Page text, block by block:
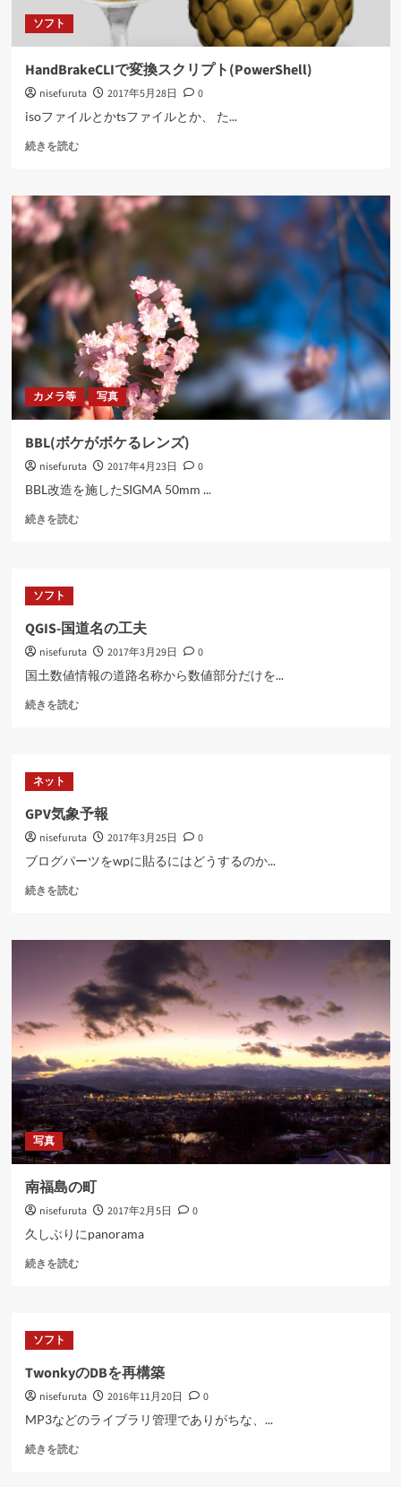
ソフト
HandBrakeCLIで変換スクリプト(PowerShell)
nisefuruta 2017年5月28日
0
isoファイルとかtsファイルとか、 た...
続きを読むHandBrakeCLI
換
ス
ク
ト
(PowerShell)
に
つ
い
て
さ
ら
に
む
カメラ等 写真
BBL(ボケがボケるレンズ)
nisefuruta 2017年4月23日
0
BBL改造を施したSIGMA 50mm ...
続きを読むBBL(ボ
レ
ン
ズ)
に
い
む
ソフト
QGIS-国道名の工夫
nisefuruta 2017年3月29日
0
国土数値情報の道路名称から数値部分だけを...
続きを読むQGIS-
夫
に
つ
さ
読
ネット
GPV気象予報
nisefuruta 2017年3月25日
0
ブログパーツをwpに貼るにはどうするのか...
続きを読むGPV
予
つ
い
て
さ
ら
に
読
む
写真
南福島の町
nisefuruta 2017年2月5日
0
久しぶりにpanorama
続きを読む南
い
て
さ
に
ソフト
TwonkyのDBを再構築
nisefuruta 2016年11月20日
0
MP3などのライブラリ管理でありがちな、...
続きを読むTwonky